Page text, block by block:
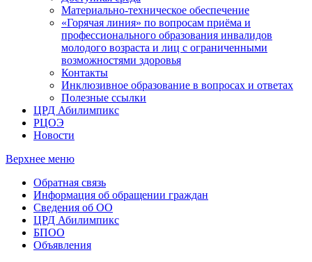
Материально-техническое обеспечение
«Горячая линия» по вопросам приёма и
профессионального образования инвалидов
молодого возраста и лиц с ограниченными
возможностями здоровья
Контакты
Инклюзивное образование в вопросах и ответах
Полезные ссылки
ЦРД Абилимпикс
РЦОЭ
Новости
Верхнее меню
Обратная связь
Информация об обращении граждан
Сведения об ОО
ЦРД Абилимпикс
БПОО
Объявления